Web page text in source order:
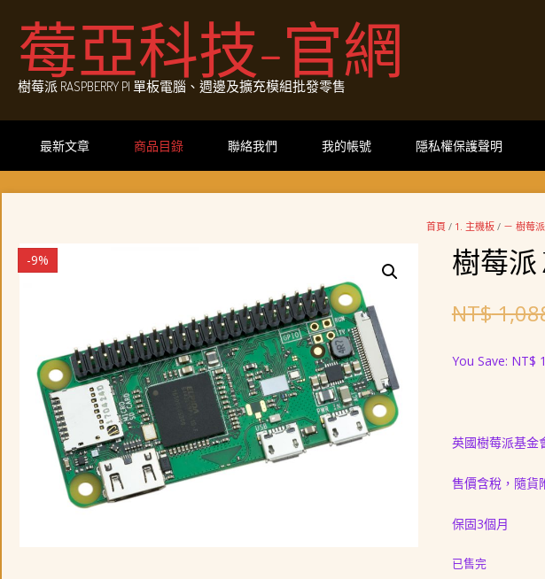
content莓亞科技-官網
樹莓派 RASPBERRY PI 單板電腦、週邊及擴充模組批發零售
最新文章 商品目錄 聯絡我們 我的帳號 隱私權保護聲明
首頁 / 1. 主機板 / － 樹莓
-9% 樹莓派
NT$
You Save: NT$
英國樹莓派基金
售價含稅，隨貨
保固3個月
已售完